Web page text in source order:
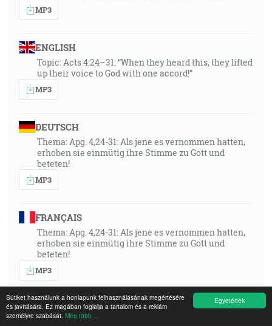
Egyetértek
Sütiket használunk a honlapunk felhasználásának megértésére
és javítására. Ez magában foglalja a tartalom és a reklám
személyre szabását. Még több ...
MP3
ENGLISH
Topic: Acts 4:24–31: “When they heard this, they lifted
up their voice to God with one accord!”
MP3
DEUTSCH
Thema: Apg. 4,24-31: Als jene es vernommen hatten,
erhoben sie einmütig ihre Stimme zu Gott und
beteten!
MP3
FRANÇAIS
Thema: Apg. 4,24-31: Als jene es vernommen hatten,
erhoben sie einmütig ihre Stimme zu Gott und
beteten!
MP3
POLSKI
Thema: Apg. 4,24-31: Als jene es vernommen hatten,